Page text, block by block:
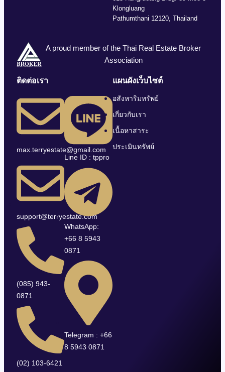
Klongluang
Pathumthani 12120, Thailand
A proud member of the Thai Real Estate Broker
Association
ติดต่อเรา
max.terryestate@gmail.com
support@terryestate.com
(085) 943-
0871
(02) 103-6421
Line ID : tppro
WhatsApp:
+66 8 5943
0871
Telegram : +66
8 5943 0871
แผนผังเว็บไซต์
อสังหาริมทรัพย์
เกี่ยวกับเรา
เนื้อหาสาระ
ประเมินทรัพย์